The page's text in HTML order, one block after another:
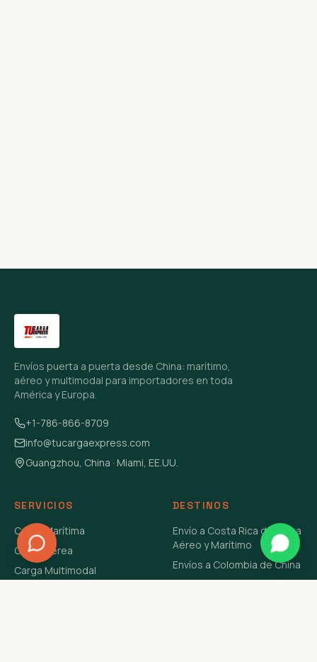
Envíos puerta a puerta desde China: marítimo,
aéreo y multimodal para importadores en toda
América y Europa.
+1-786-866-8709
info@tucargaexpress.com
Guangzhou, China · Miami, EE.UU.
SERVICIOS
Carga Marítima
Carga Aérea
Carga Multimodal
DESTINOS
Envío a Costa Rica de China
Aéreo y Marítimo
Envíos a Colombia de China